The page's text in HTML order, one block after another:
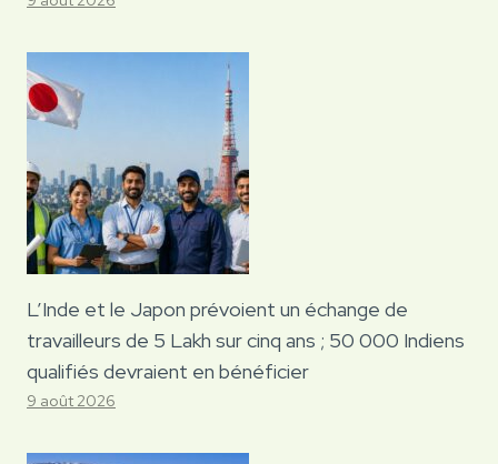
L’Inde et le Japon prévoient un échange de
travailleurs de 5 Lakh sur cinq ans ; 50 000 Indiens
qualifiés devraient en bénéficier
9 août 2026